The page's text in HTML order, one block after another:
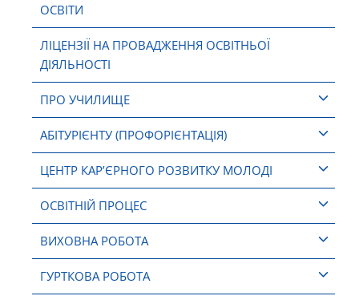
ОСВІТИ
ЛІЦЕНЗІЇ НА ПРОВАДЖЕННЯ ОСВІТНЬОЇ
ДІЯЛЬНОСТІ
ПРО УЧИЛИЩЕ
АБІТУРІЄНТУ (ПРОФОРІЄНТАЦІЯ)
ЦЕНТР КАР’ЄРНОГО РОЗВИТКУ МОЛОДІ
ОСВІТНІЙ ПРОЦЕС
ВИХОВНА РОБОТА
ГУРТКОВА РОБОТА